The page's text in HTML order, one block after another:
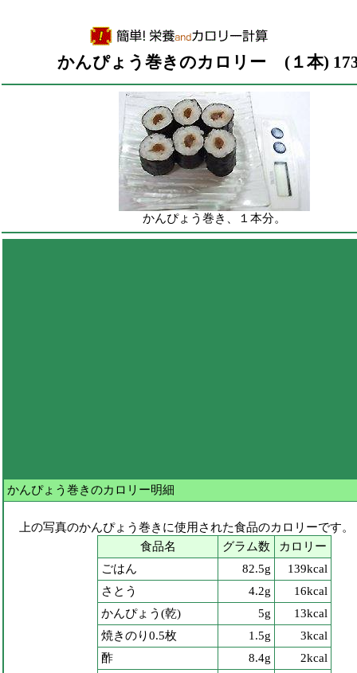
かんぴょう巻きのカロリー (１本)
かんぴょう巻き、１本分。
かんぴょう巻きのカロリー明細
上の写真のかんぴょう巻きに使用された食品のカロリーです。
食品名
グラム数
カロリー
ごはん
82.5g
139kcal
さとう
4.2g
16kcal
かんぴょう(乾)
5g
13kcal
焼きのり0.5枚
1.5g
3kcal
酢
8.4g
2kcal